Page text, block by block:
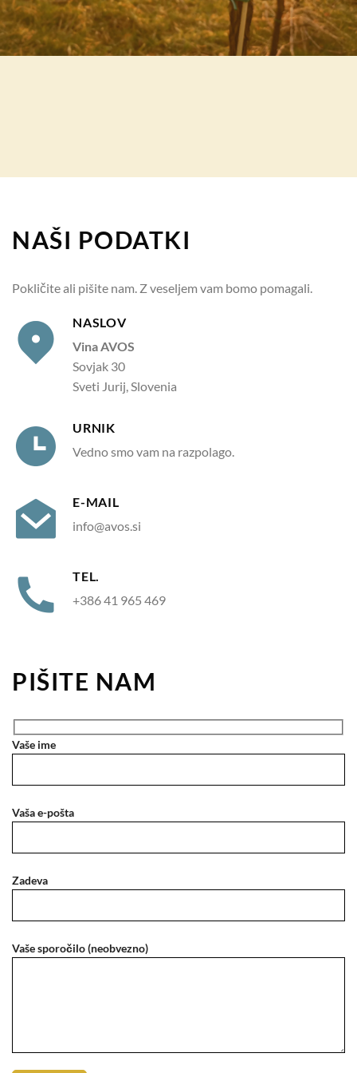
NAŠI PODATKI
Pokličite ali pišite nam. Z veseljem vam bomo pomagali.
NASLOV
Vina AVOS
Sovjak 30
Sveti Jurij, Slovenia
URNIK
Vedno smo vam na razpolago.
E-MAIL
info@avos.si
TEL.
+386 41 965 469
PIŠITE NAM
Vaše ime
Vaša e-pošta
Zadeva
Vaše sporočilo (neobvezno)